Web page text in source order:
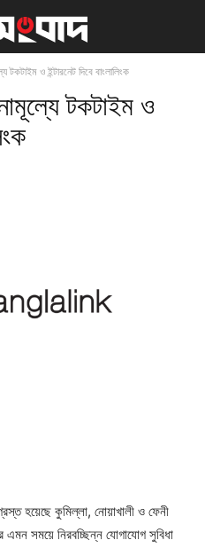
টকটাইম ও ইন্টারনেট দিবে বাংলালিংক
টকটাইম ও
হয়েছে কুমিল্লা, নোয়াখালী ও ফেনী
সময়ে নিরবচ্ছিন্ন যোগাযোগ সুবিধা